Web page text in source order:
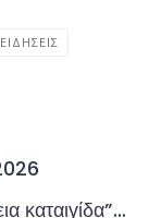
ΕΙΔΉΣΕΙΣ
καταιγίδα”…